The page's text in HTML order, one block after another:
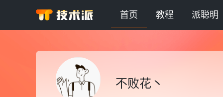
首页 教程 派聪明
不败花丶